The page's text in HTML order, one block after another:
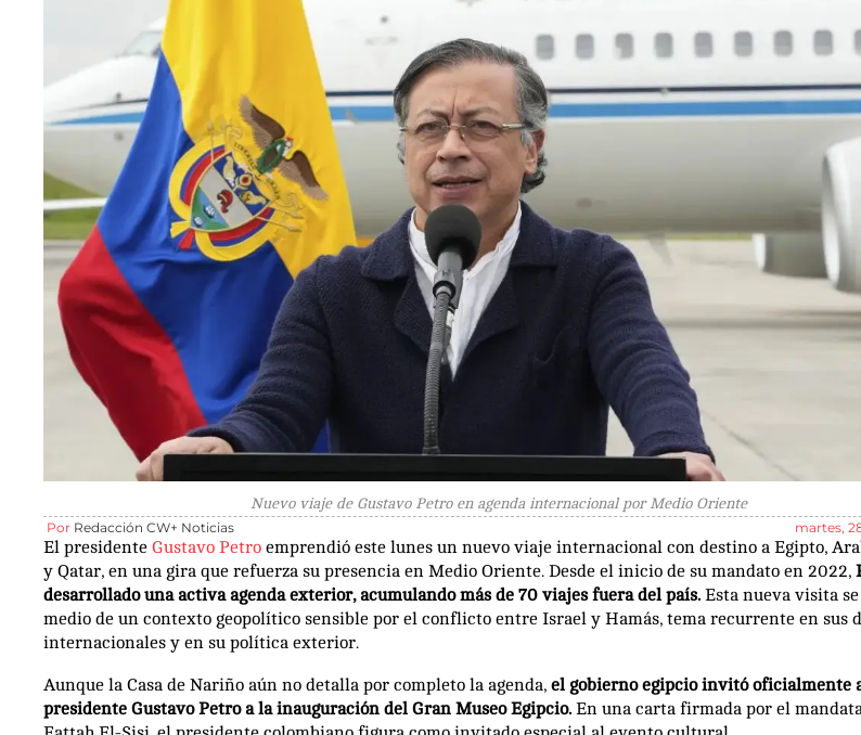
Nuevo viaje de Gustavo Petro en agenda internacional por Medio Oriente
Por Redacción CW+ Noticias martes,
El presidente Gustavo Petro emprendió este lunes un nuevo viaje internacional con destino a Egipto,
y Qatar, en una gira que refuerza su presencia en Medio Oriente. Desde el inicio de su mandato en 2022,
desarrollado una activa agenda exterior, acumulando más de 70 viajes fuera del país. Esta nueva visita
medio de un contexto geopolítico sensible por el conflicto entre Israel y Hamás, tema recurrente en sus
internacionales y en su política exterior.
Aunque la Casa de Nariño aún no detalla por completo la agenda, el gobierno egipcio invitó oficialmente
presidente Gustavo Petro a la inauguración del Gran Museo Egipcio. En una carta firmada por el